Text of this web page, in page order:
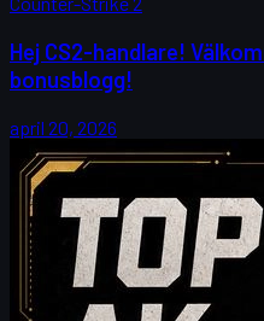
Hej CS2-handlare!
bonusblogg!
april 20, 2026